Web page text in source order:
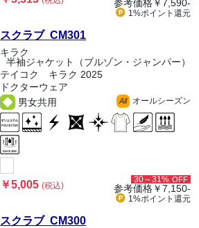
参考価格￥7,590-
1%ポイント 還元
スクラブ CM301
キラク
半袖ジャケット（ブルゾン・ジャンパー）
テイコク キラク 2025
ドクターウェア
男女共用
All オールシーズン
￥5,005(税込)
30～31% OFF
参考価格￥7,150-
1%ポイント 還元
スクラブ CM300